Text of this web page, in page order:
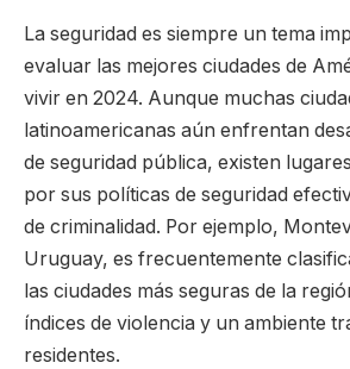
La seguridad es siempre un tema
evaluar las mejores ciudades de
vivir en 2024. Aunque muchas
latinoamericanas aún enfrentan
de seguridad pública, existen
por sus políticas de seguridad
de criminalidad. Por ejemplo,
Uruguay, es frecuentemente
las ciudades más seguras de la
índices de violencia y un ambiente
residentes.